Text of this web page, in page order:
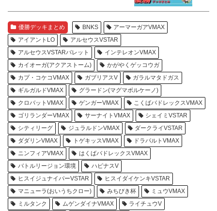
優勝デッキまとめ BNKS
アーマーガアVMAX
アイアントLO
アルセウスVSTAR
アルセウスVSTARバレット
インテレオンVMAX
カイオーガ(アクアストーム)
かがやくゲッコウガ
カプ・コケコVMAX
ガブリアスV
ガラルマタドガス
ギルガルドVMAX
グラードン(マグマボルケーノ)
クロバットVMAX
ゲンガーVMAX
こくばバドレックスVMAX
ゴリランダーVMAX
サーナイトVMAX
シェイミVSTAR
シティリーグ
ジュラルドンVMAX
ダークライVSTAR
ダダリンVMAX
トゲキッスVMAX
ドラパルトVMAX
ニンフィアVMAX
はくばバドレックスVMAX
バトルリージョン環境
ハピナスV
ヒスイジュナイパーVSTAR
ヒスイダイケンキVSTAR
マニューラ(おいうちクロー)
みちびき杯
ミュウVMAX
ミルタンク
ムゲンダイナVMAX
ライチュウV